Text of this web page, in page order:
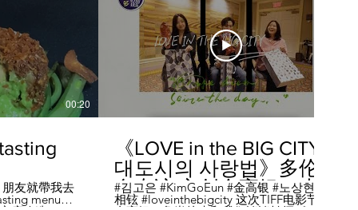
00:20
友就帶我去
menu餐
《LOVE in the BIG CITY
대도시의 사랑법》多伦
多专访 主创金高银、卢
#김고은 #KimGoEun #金高银 #노상현 #卢
相铉 #loveinthebigcity 这次TIFF电影节，